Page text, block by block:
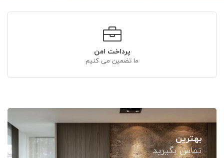
پرداخت امن
ما تضمین می کنیم
بهترین
تماس بگیرید